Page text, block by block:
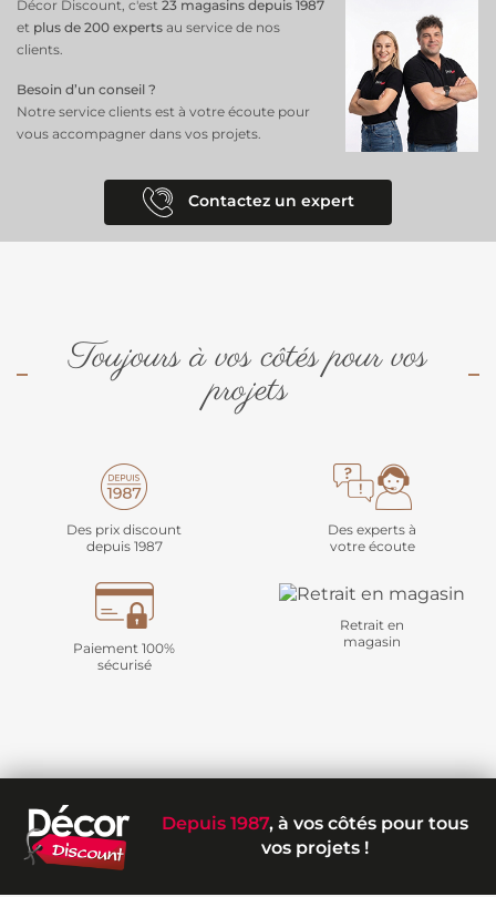
Décor Discount, c'est 23 magasins depuis 1987
et plus de 200 experts au service de nos
clients.
Besoin d’un conseil ?
Notre service clients est à votre écoute pour
vous accompagner dans vos projets.
Contactez un expert
Toujours à vos côtés pour vos
projets
Des prix discount
depuis 1987
Des experts à
votre écoute
Paiement 100%
sécurisé
Retrait en
magasin
Depuis 1987, à vos côtés pour tous
vos projets !